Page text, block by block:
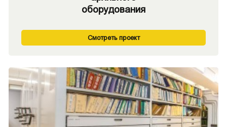
оборудования
Смотреть проект